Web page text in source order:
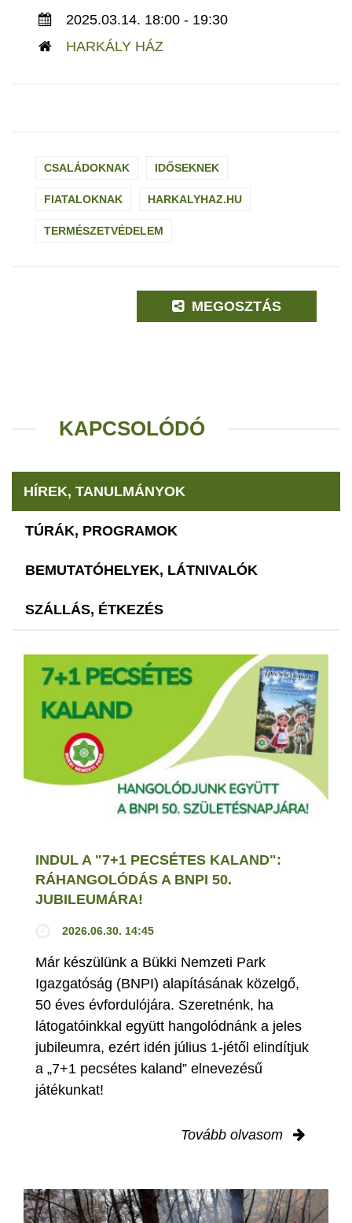
2025.03.14. 18:00 - 19:30
HARKÁLY HÁZ
CSALÁDOKNAK IDŐSEKNEK
FIATALOKNAK HARKALYHAZ.HU
TERMÉSZETVÉDELEM
MEGOSZTÁS
KAPCSOLÓDÓ
HÍREK, TANULMÁNYOK
TÚRÁK, PROGRAMOK
BEMUTATÓHELYEK, LÁTNIVALÓK
SZÁLLÁS, ÉTKEZÉS
INDUL A "7+1 PECSÉTES KALAND":
RÁHANGOLÓDÁS A BNPI 50.
JUBILEUMÁRA!
2026.06.30. 14:45
Már készülünk a Bükki Nemzeti Park
Igazgatóság (BNPI) alapításának közelgő,
50 éves évfordulójára. Szeretnénk, ha
látogatóinkkal együtt hangolódnánk a jeles
jubileumra, ezért idén július 1-jétől elindítjuk
a „7+1 pecsétes kaland” elnevezésű
játékunkat!
Tovább olvasom